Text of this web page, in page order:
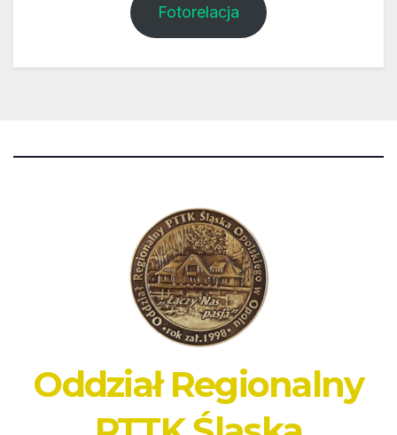
Fotorelacja
Oddział Regionalny